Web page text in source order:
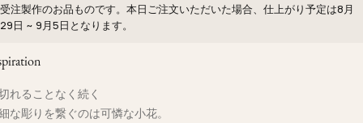
受注製作のお品ものです。本日ご注文いただいた場合、仕上がり予定は8月
29日 ~ 9月5日 となります。
れることなく続く
な彫りを繋ぐのは可憐な小花。